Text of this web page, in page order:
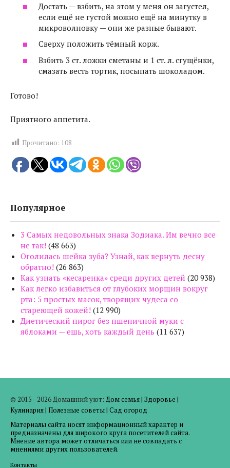
Достать — взбить, на этом у меня он загустел,
если ещё не густой можно ещё на минутку в
микроволновку — они же разные бывают.
Сверху положить тёмный корж.
Взбить 3 ст. ложки сметаны и 1 ст. л. сгущёнки,
смазать весть тортик, посыпать шоколадом.
Готово!
Приятного аппетита.
Прочитано: 108
Популярное
3 Самых недовольных знака Зодиака. Им вечно все
не так! (48 663)
Оголилась шейка зуба? Узнай, как вернуть десну
обратно! (26 863)
Как узнать «кесаренка» среди других детей (20 938)
Как легко избавиться от глубоких морщин вокруг
рта: 5 простых масок, творящих чудеса со
стареющей кожей! (12 990)
Диетический пирог без пшеничной муки с
яблоками — ешь, хоть каждый день (11 637)
© 2015 - 2026 Домашний уют: Дом семья| Здоровье |
Кулинария| Полезные советы| Сад огород
Материалы сайта носят информационный характер и
предназначены для широкого круга посетителей сайта.
Мнение автора может отличаться или не совпадать с
мнениями других пользователей.
Контакты